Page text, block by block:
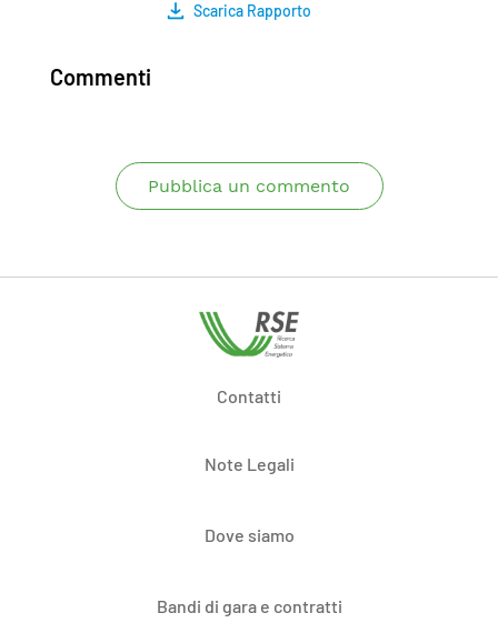
Scarica Rapporto
Commenti
Pubblica un commento
Contatti
Note Legali
Dove siamo
Bandi di gara e contratti